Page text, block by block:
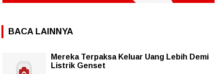
BACA LAINNYA
Mereka Terpaksa Keluar Uang Lebih Demi
Listrik Genset